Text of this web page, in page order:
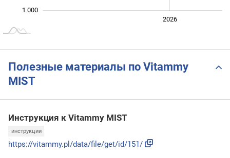
1 000
2026
Полезные материалы по Vitammy
MIST
Инструкция к Vitammy MIST
инструкции
https://vitammy.pl/data/file/get/id/151/